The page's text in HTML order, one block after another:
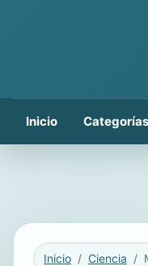
Inicio Categorías
Inicio Ciencia